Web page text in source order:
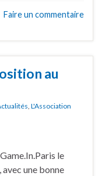
Faire un commentaire
au
, L'Association
le
une bonne